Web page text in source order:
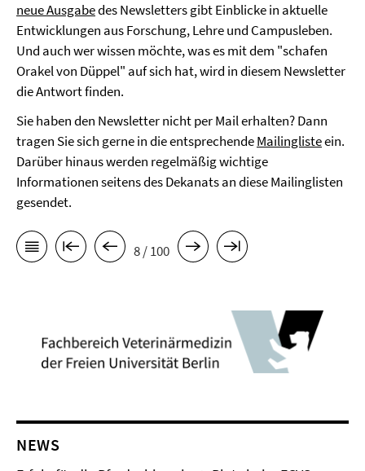
neue Ausgabedes Newsletters gibt Einblicke in aktuelle
Entwicklungen aus Forschung, Lehre und Campusleben.
Und auch wer wissen möchte, was es mit dem "schafen
Orakel von Düppel" auf sich hat, wird in diesem Newsletter
die Antwort finden.
Sie haben den Newsletter nicht per Mail erhalten? Dann
tragen Sie sich gerne in die entsprechendeMailinglisteein.
Darüber hinaus werden regelmäßig wichtige
Informationen seitens des Dekanats an diese Mailinglisten
gesendet.
8 / 100
NEWS